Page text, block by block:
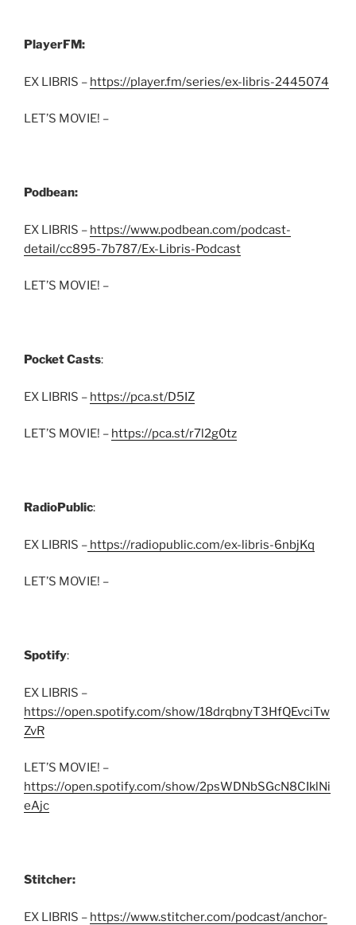
PlayerFM:
EX LIBRIS – https://player.fm/series/ex-libris-2445074
LET’S MOVIE! –
Podbean:
EX LIBRIS – https://www.podbean.com/podcast-
detail/cc895-7b787/Ex-Libris-Podcast
LET’S MOVIE! –
Pocket Casts:
EX LIBRIS – https://pca.st/D5IZ
LET’S MOVIE! – https://pca.st/r7l2g0tz
RadioPublic:
EX LIBRIS – https://radiopublic.com/ex-libris-6nbjKq
LET’S MOVIE! –
Spotify:
EX LIBRIS –
https://open.spotify.com/show/18drqbnyT3HfQEvciTw
ZvR
LET’S MOVIE! –
https://open.spotify.com/show/2psWDNbSGcN8CIklNi
eAjc
Stitcher:
EX LIBRIS – https://www.stitcher.com/podcast/anchor-